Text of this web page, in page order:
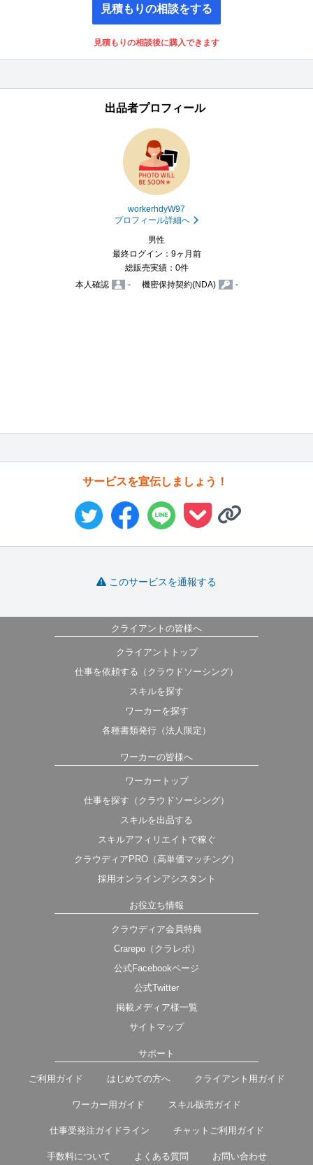
見積もりの相談をする
見積もりの相談後に購入できます
出品者プロフィール
workerhdyW97
プロフィール詳細へ
男性
最終ログイン：9ヶ月前
総販売実績：0件
本人確認
- 機密保持契約(NDA) -
サービスを宣伝しましょう！
このサービスを通報する
クライアントの皆様へ
クライアントトップ
仕事を依頼する（クラウドソーシング）
スキルを探す
ワーカーを探す
各種書類発行（法人限定）
ワーカーの皆様へ
ワーカートップ
仕事を探す（クラウドソーシング）
スキルを出品する
スキルアフィリエイトで稼ぐ
クラウディアPRO（高単価マッチング）
採用オンラインアシスタント
お役立ち情報
クラウディア会員特典
Crarepo（クラレポ）
公式Facebookページ
公式Twitter
掲載メディア様一覧
サイトマップ
サポート
ご利用ガイド はじめての方へ クライアント用ガイド
ワーカー用ガイド スキル販売ガイド
仕事受発注ガイドライン チャットご利用ガイド
手数料について よくある質問 お問い合わせ